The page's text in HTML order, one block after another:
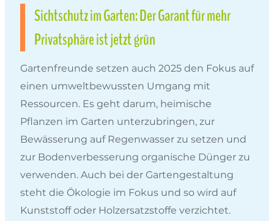
Sichtschutz im Garten: Der Garant für mehr
Privatsphäre ist jetzt grün
Gartenfreunde setzen auch 2025 den Fokus auf
einen umweltbewussten Umgang mit
Ressourcen. Es geht darum, heimische
Pflanzen im Garten unterzubringen, zur
Bewässerung auf Regenwasser zu setzen und
zur Bodenverbesserung organische Dünger zu
verwenden. Auch bei der Gartengestaltung
steht die Ökologie im Fokus und so wird auf
Kunststoff oder Holzersatzstoffe verzichtet.